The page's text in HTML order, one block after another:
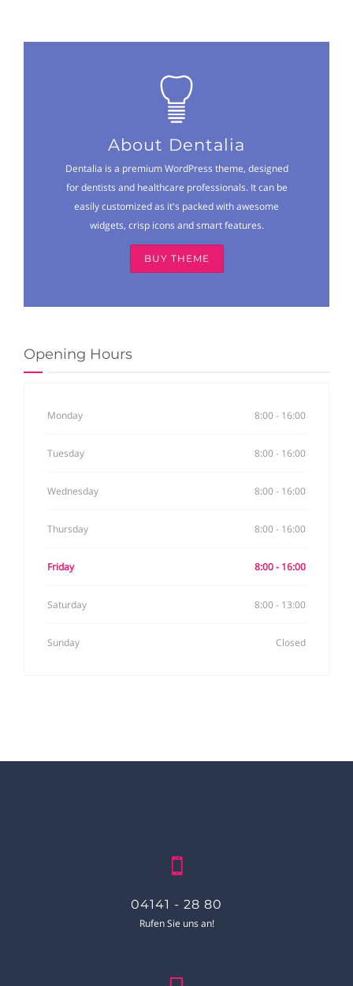
About Dentalia
Dentalia is a premium WordPress theme, designed
for dentists and healthcare professionals. It can be
easily customized as it's packed with awesome
widgets, crisp icons and smart features.
BUY THEME
Opening Hours
Monday 8:00 - 16:00
Tuesday 8:00 - 16:00
Wednesday 8:00 - 16:00
Thursday 8:00 - 16:00
Friday 8:00 - 16:00
Saturday 8:00 - 13:00
Sunday Closed
04141 - 28 80
Rufen Sie uns an!